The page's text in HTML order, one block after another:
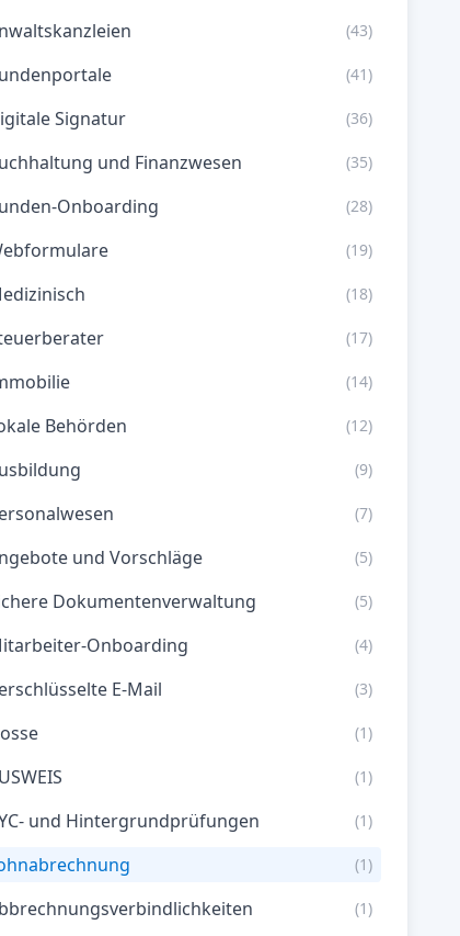
(43)
(41)
Signatur (36)
und Finanzwesen (35)
Onboarding (28)
(19)
(18)
(17)
(14)
Behörden (12)
(9)
(7)
und Vorschläge (5)
Dokumentenverwaltung (5)
Onboarding (4)
E-Mail (3)
(1)
(1)
und Hintergrundprüfungen (1)
(1)
(1)